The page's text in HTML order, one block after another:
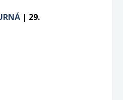
| 29.